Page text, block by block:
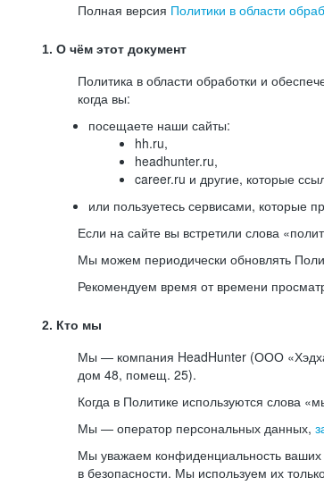
Полная версия Политики в области
1. О чём этот документ
Политика в области обработки и
когда вы:
посещаете наши сайты:
hh.ru,
headhunter.ru,
career.ru и другие, которые
или пользуетесь сервисами, которые
Если на сайте вы встретили слова
Мы можем периодически обновлять
Рекомендуем время от времени
2. Кто мы
Мы — компания HeadHunter (ООО
дом 48, помещ. 25).
Когда в Политике используются слова
Мы — оператор персональных данных,
Мы уважаем конфиденциальность ваших
в безопасности. Мы используем их